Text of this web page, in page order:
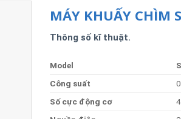
MÁY KHUẤY CHÌM
Thông số kĩ thuật.
Model
Công suất
Số cực động cơ